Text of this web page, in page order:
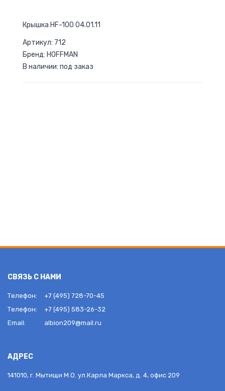
Крышка HF-100 04.01.11
Артикул: 712
Бренд: HOFFMAN
В наличии: под заказ
СВЯЗЬ С НАМИ
Телефон:
+7 (495) 728-70-45
Телефон:
+7 (495) 583-26-32
Email:
albion209@mail.ru
АДРЕС
141010, г. Мытищи М.О. ул.Карла Маркса, д. 4, офис 209